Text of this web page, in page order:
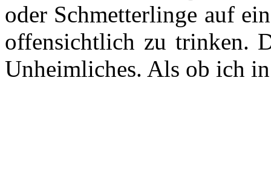
oder Schmetterlinge auf
offensichtlich zu trinken.
Unheimliches. Als ob ich